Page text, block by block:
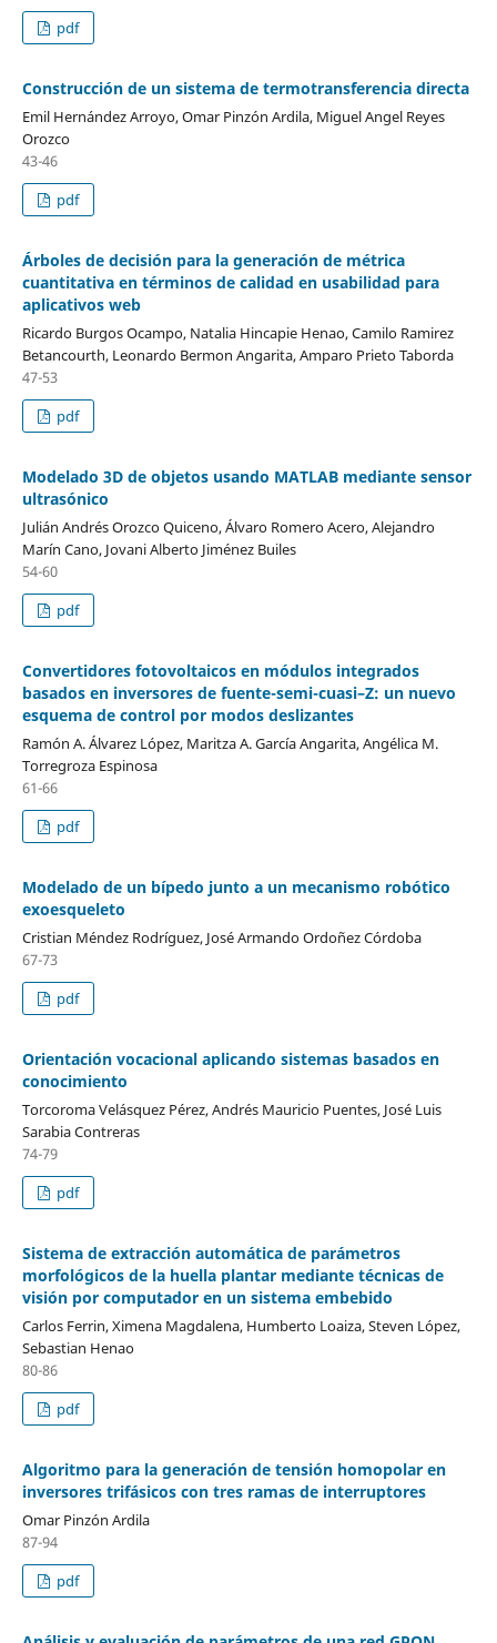
pdf
Construcción de un sistema de termotransferencia directa
Emil Hernández Arroyo, Omar Pinzón Ardila, Miguel Angel Reyes
Orozco
43-46
pdf
Árboles de decisión para la generación de métrica
cuantitativa en términos de calidad en usabilidad para
aplicativos web
Ricardo Burgos Ocampo, Natalia Hincapie Henao, Camilo Ramirez
Betancourth, Leonardo Bermon Angarita, Amparo Prieto Taborda
47-53
pdf
Modelado 3D de objetos usando MATLAB mediante sensor
ultrasónico
Julián Andrés Orozco Quiceno, Álvaro Romero Acero, Alejandro
Marín Cano, Jovani Alberto Jiménez Builes
54-60
pdf
Convertidores fotovoltaicos en módulos integrados
basados en inversores de fuente-semi-cuasi–Z: un nuevo
esquema de control por modos deslizantes
Ramón A. Álvarez López, Maritza A. García Angarita, Angélica M.
Torregroza Espinosa
61-66
pdf
Modelado de un bípedo junto a un mecanismo robótico
exoesqueleto
Cristian Méndez Rodríguez, José Armando Ordoñez Córdoba
67-73
pdf
Orientación vocacional aplicando sistemas basados en
conocimiento
Torcoroma Velásquez Pérez, Andrés Mauricio Puentes, José Luis
Sarabia Contreras
74-79
pdf
Sistema de extracción automática de parámetros
morfológicos de la huella plantar mediante técnicas de
visión por computador en un sistema embebido
Carlos Ferrin, Ximena Magdalena, Humberto Loaiza, Steven López,
Sebastian Henao
80-86
pdf
Algoritmo para la generación de tensión homopolar en
inversores trifásicos con tres ramas de interruptores
Omar Pinzón Ardila
87-94
pdf